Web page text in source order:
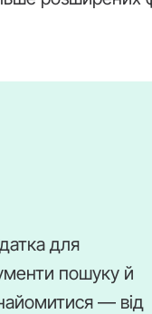
для
пошуку й
— від